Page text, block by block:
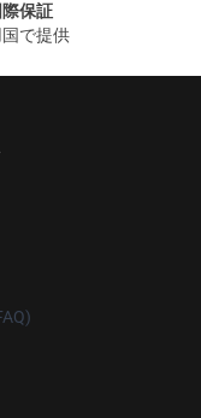
際保証
で提供